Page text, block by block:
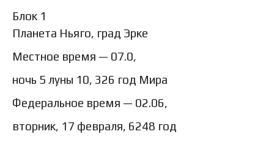
Блок 1
Планета Ньяго, град Эрке
Местное время — 07.0,
ночь 5 луны 10, 326 год Мира
Федеральное время — 02.06,
вторник, 17 февраля, 6248 год